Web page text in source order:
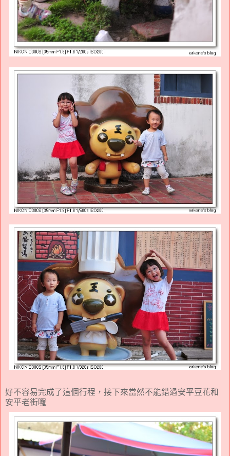
好不容易完成了這個行程，接下來當然不能錯過安平豆花和
安平老街囉